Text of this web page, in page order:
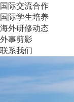
国际交流合作
国际学生培养
海外研修动态
外事剪影
联系我们